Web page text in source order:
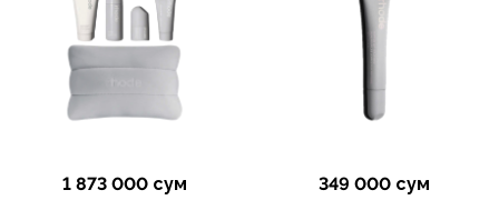
1 873 000 сум 349 000 сум